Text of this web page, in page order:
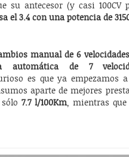
su antecesor (y casi 100CV
el 3.4 con una potencia de
manual de 6 velocidades
automática de 7
es que ya empezamos
aparte de mejores
sólo7.7 l/100Km, mientras que